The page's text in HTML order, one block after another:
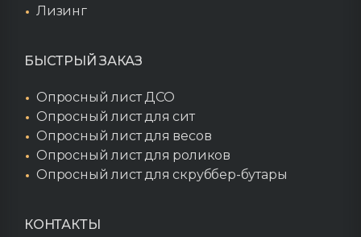
Лизинг
БЫСТРЫЙ ЗАКАЗ
Опросный лист ДСО
Опросный лист для сит
Опросный лист для весов
Опросный лист для роликов
Опросный лист для скруббер-бутары
КОНТАКТЫ